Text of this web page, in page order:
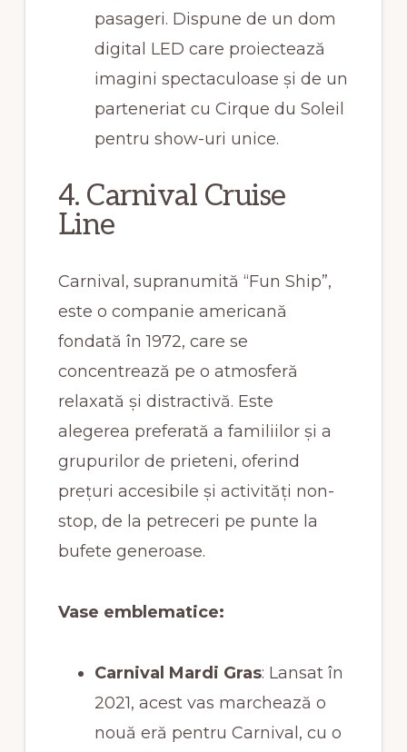
pasageri. Dispune de un dom
digital LED care proiectează
imagini spectaculoase și de un
parteneriat cu Cirque du Soleil
pentru show-uri unice.
4. Carnival Cruise
Line
Carnival, supranumită “Fun Ship”,
este o companie americană
fondată în 1972, care se
concentrează pe o atmosferă
relaxată și distractivă. Este
alegerea preferată a familiilor și a
grupurilor de prieteni, oferind
prețuri accesibile și activități non-
stop, de la petreceri pe punte la
bufete generoase.
Vase emblematice:
Carnival Mardi Gras: Lansat în
2021, acest vas marchează o
nouă eră pentru Carnival, cu o